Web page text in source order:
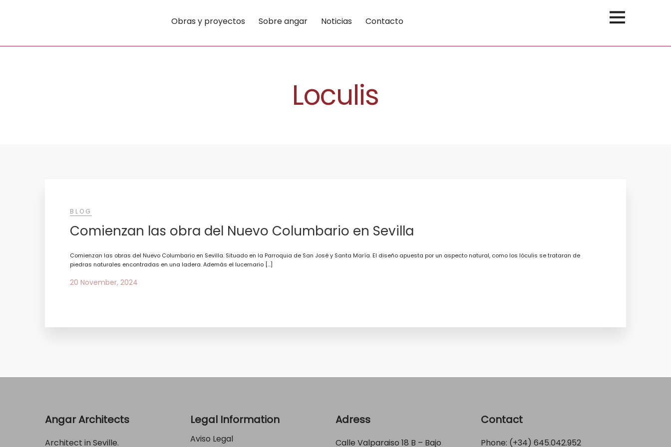
Obras y proyectos Sobre angar Noticias Contacto
Loculis
BLOG
Comienzan las obra del Nuevo Columbario en Sevilla
Comienzan las obras del Nuevo Columbario en Sevilla. Situado en la Parroquia de San José y Santa María. El diseño apuesta por un aspecto natural, como los lóculis se trataran de
piedras naturales encontradas en una ladera. Además el lucernario […]
20 November, 2024
Angar Architects
Architect in Seville.
Legal Information
Aviso Legal
Adress
Calle Valparaiso 18 B – Bajo
Contact
Phone: (+34) 645.042.952